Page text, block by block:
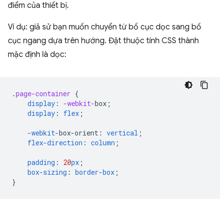
điểm của thiết bị.
Ví dụ: giả sử bạn muốn chuyển từ bố cục dọc sang bố
cục ngang dựa trên hướng. Đặt thuộc tính CSS thành
mặc định là dọc:
.page-container {
display : -webkit-box ;
display : flex ;
-webkit-box-orient : vertical ;
flex-direction : column ;
padding : 20px ;
box-sizing : border-box ;
}